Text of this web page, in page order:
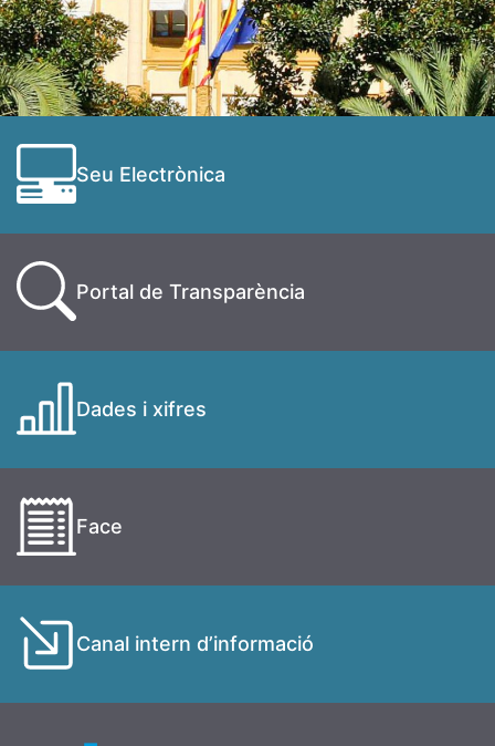
Seu Electrònica
Portal de Transparència
Dades i xifres
Face
Canal intern d’informació